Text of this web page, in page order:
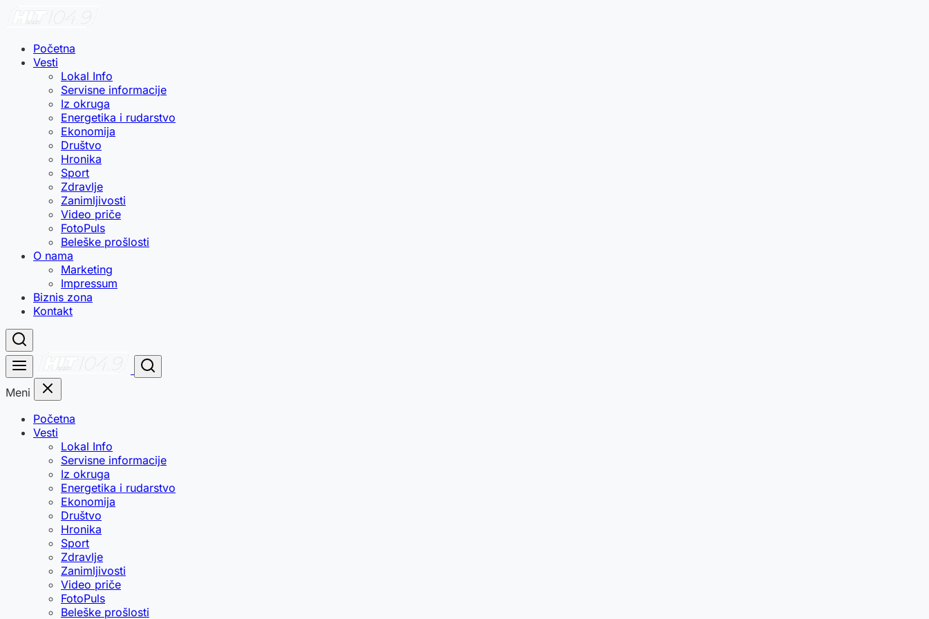
Početna
Vesti
Lokal Info
Servisne informacije
Iz okruga
Energetika i rudarstvo
Ekonomija
Društvo
Hronika
Sport
Zdravlje
Zanimljivosti
Video priče
FotoPuls
Beleške prošlosti
O nama
Marketing
Impressum
Biznis zona
Kontakt
Meni
Početna
Vesti
Lokal Info
Servisne informacije
Iz okruga
Energetika i rudarstvo
Ekonomija
Društvo
Hronika
Sport
Zdravlje
Zanimljivosti
Video priče
FotoPuls
Beleške prošlosti